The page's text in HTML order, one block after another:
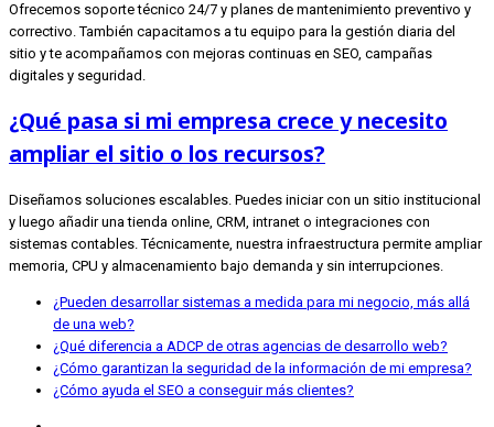
Ofrecemos soporte técnico 24/7 y planes de mantenimiento preventivo y
correctivo. También capacitamos a tu equipo para la gestión diaria del
sitio y te acompañamos con mejoras continuas en SEO, campañas
digitales y seguridad.
¿Qué pasa si mi empresa crece y necesito
ampliar el sitio o los recursos?
Diseñamos soluciones escalables. Puedes iniciar con un sitio institucional
y luego añadir una tienda online, CRM, intranet o integraciones con
sistemas contables. Técnicamente, nuestra infraestructura permite ampliar
memoria, CPU y almacenamiento bajo demanda y sin interrupciones.
¿Pueden desarrollar sistemas a medida para mi negocio, más allá
de una web?
¿Qué diferencia a ADCP de otras agencias de desarrollo web?
¿Cómo garantizan la seguridad de la información de mi empresa?
¿Cómo ayuda el SEO a conseguir más clientes?